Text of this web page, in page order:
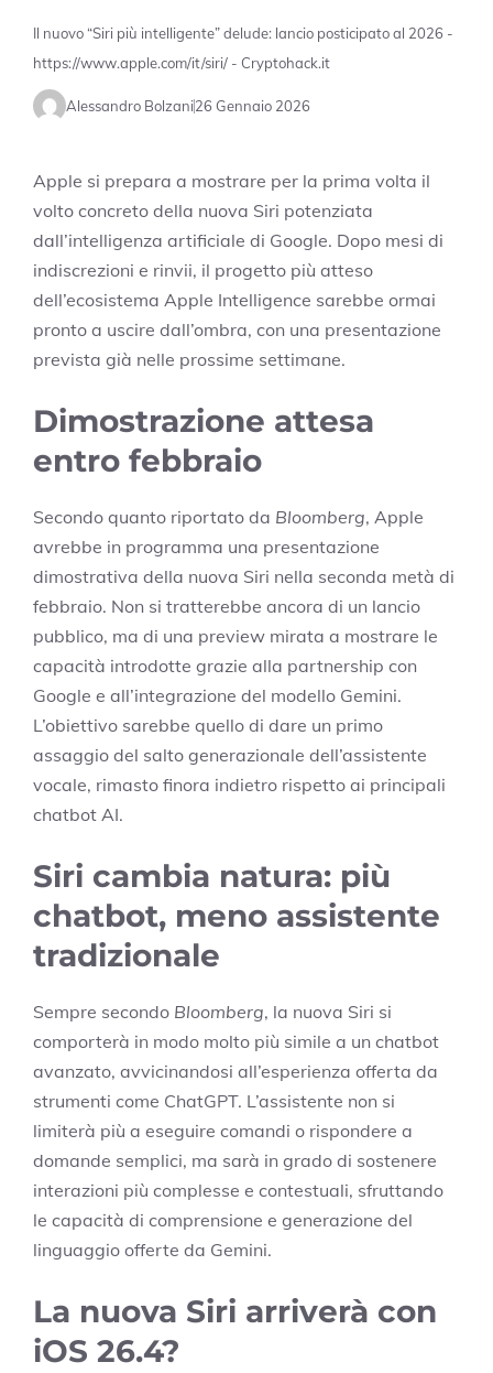
Il nuovo “Siri più intelligente” delude: lancio posticipato al 2026 -
https://www.apple.com/it/siri/ - Cryptohack.it
Alessandro Bolzani26 Gennaio 2026
Apple si prepara a mostrare per la prima volta il
volto concreto della nuova Siri potenziata
dall’intelligenza artificiale di Google. Dopo mesi di
indiscrezioni e rinvii, il progetto più atteso
dell’ecosistema Apple Intelligence sarebbe ormai
pronto a uscire dall’ombra, con una presentazione
prevista già nelle prossime settimane.
Dimostrazione attesa
entro febbraio
Secondo quanto riportato da Bloomberg, Apple
avrebbe in programma una presentazione
dimostrativa della nuova Siri nella seconda metà di
febbraio. Non si tratterebbe ancora di un lancio
pubblico, ma di una preview mirata a mostrare le
capacità introdotte grazie alla partnership con
Google e all’integrazione del modello Gemini.
L’obiettivo sarebbe quello di dare un primo
assaggio del salto generazionale dell’assistente
vocale, rimasto finora indietro rispetto ai principali
chatbot AI.
Siri cambia natura: più
chatbot, meno assistente
tradizionale
Sempre secondo Bloomberg, la nuova Siri si
comporterà in modo molto più simile a un chatbot
avanzato, avvicinandosi all’esperienza offerta da
strumenti come ChatGPT. L’assistente non si
limiterà più a eseguire comandi o rispondere a
domande semplici, ma sarà in grado di sostenere
interazioni più complesse e contestuali, sfruttando
le capacità di comprensione e generazione del
linguaggio offerte da Gemini.
La nuova Siri arriverà con
iOS 26.4?